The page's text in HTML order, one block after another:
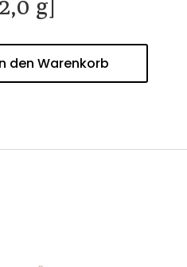
g]
den Warenkorb